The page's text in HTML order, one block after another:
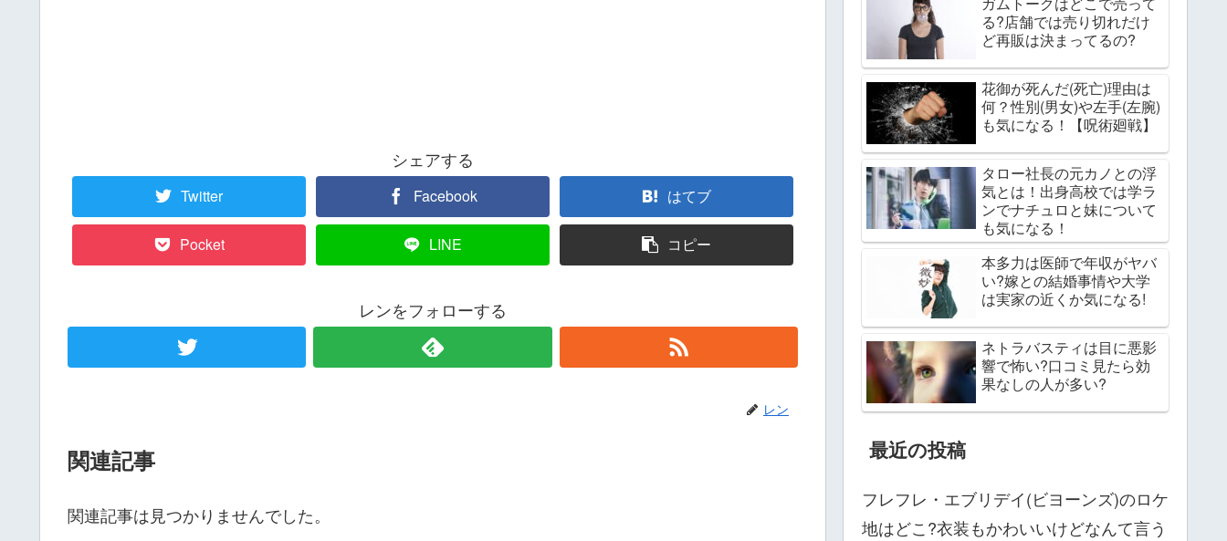
シェアする
Twitter Facebook はてブ
Pocket LINE コピー
レンをフォローする
レン
関連記事
関連記事は見つかりませんでした。
る?店舗では売り切れだけ
ど再販は決まってるの?
花御が死んだ(死亡)理由は
何？性別(男女)や左手(左腕)
も気になる！【呪術廻戦】
タロー社長の元カノとの浮
気とは！出身高校では学ラ
ンでナチュロと妹について
も気になる！
本多力は医師で年収がヤバ
い?嫁との結婚事情や大学
は実家の近くか気になる!
ネトラバスティは目に悪影
響で怖い?口コミ見たら効
果なしの人が多い?
最近の投稿
フレフレ・エブリデイ(ビヨーンズ)のロケ
地はどこ?衣装もかわいいけどなんて言う